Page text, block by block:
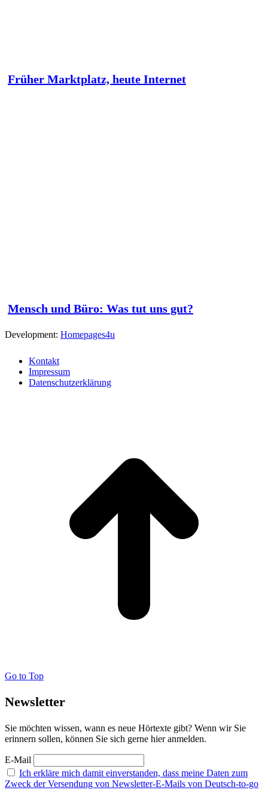
Früher Marktplatz, heute Internet
Mensch und Büro: Was tut uns gut?
Development: Homepages4u
Kontakt
Impressum
Datenschutzerklärung
Go to Top
Newsletter
Sie möchten wissen, wann es neue Hörtexte gibt? Wenn wir Sie
erinnern sollen, können Sie sich gerne hier anmelden.
E-Mail
Ich erkläre mich damit einverstanden, dass meine Daten zum
Zweck der Versendung von Newsletter-E-Mails von Deutsch-to-go